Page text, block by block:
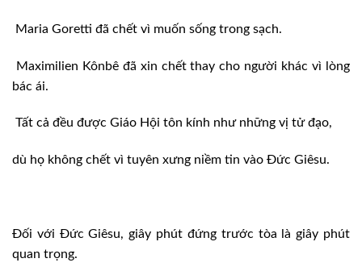
Maria Goretti đã chết vì muốn sống trong sạch.
Maximilien Kônbê đã xin chết thay cho người khác vì lòng
bác ái.
Tất cả đều được Giáo Hội tôn kính như những vị tử đạo,
dù họ không chết vì tuyên xưng niềm tin vào Đức Giêsu.
Đối với Đức Giêsu, giây phút đứng trước tòa là giây phút
quan trọng.